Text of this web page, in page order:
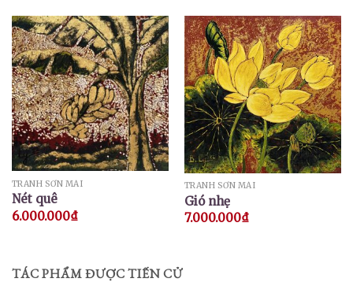
TRANH SƠN MÀI
Nét quê
6.000.000₫
TRANH SƠN MÀI
Gió nhẹ
7.000.000₫
TÁC PHẨM ĐƯỢC TIẾN CỬ